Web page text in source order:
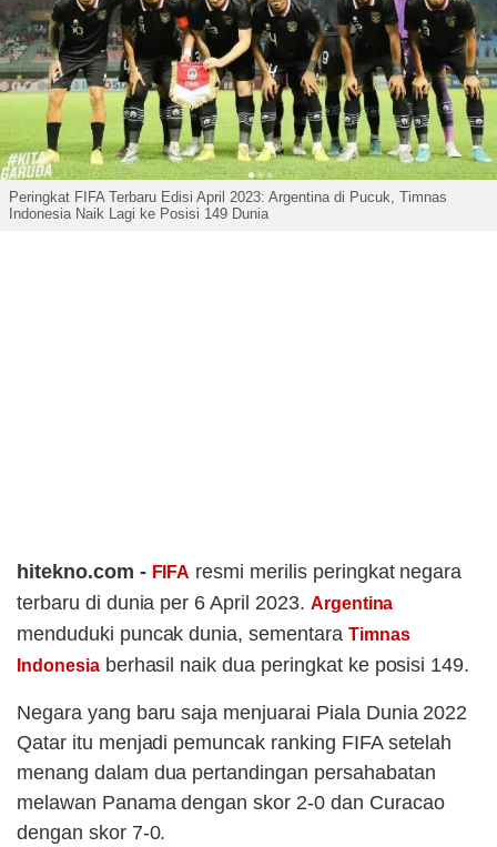
Peringkat FIFA Terbaru Edisi April 2023: Argentina di Pucuk, Timnas
Indonesia Naik Lagi ke Posisi 149 Dunia
hitekno.com - FIFA resmi merilis peringkat negara
terbaru di dunia per 6 April 2023. Argentina
menduduki puncak dunia, sementara Timnas
Indonesiaberhasil naik dua peringkat ke posisi 149.
Negara yang baru saja menjuarai Piala Dunia 2022
Qatar itu menjadi pemuncak ranking FIFA setelah
menang dalam dua pertandingan persahabatan
melawan Panama dengan skor 2-0 dan Curacao
dengan skor 7-0.